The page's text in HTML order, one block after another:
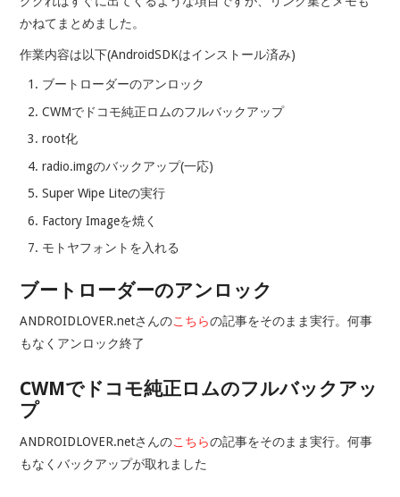
かねてまとめました。
作業内容は以下(AndroidSDKはインストール済み)
ブートローダーのアンロック
CWMでドコモ純正ロムのフルバックアップ
root化
radio.imgのバックアップ(一応)
Super Wipe Liteの実行
Factory Imageを焼く
モトヤフォントを入れる
ブートローダーのアンロック
ANDROIDLOVER.netさんのこちらの記事をそのまま実行。何事
もなくアンロック終了
CWMでドコモ純正ロムのフルバックアッ
プ
ANDROIDLOVER.netさんのこちらの記事をそのまま実行。何事
もなくバックアップが取れました